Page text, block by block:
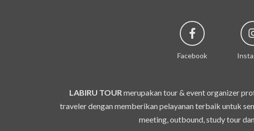
Facebook
LABIRU TOUR merupakan tour & event organizer
traveler dengan memberikan pelayanan terbaik untuk
meeting, outbound, study tour